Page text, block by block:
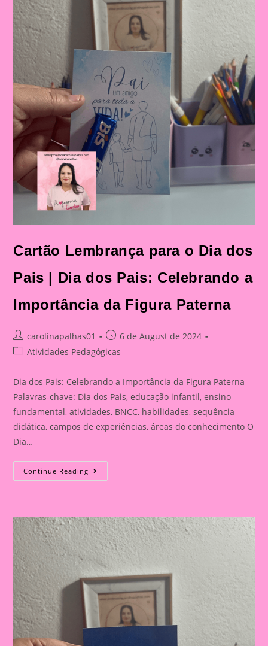
E
Fundamental
Cartão Lembrança para o Dia dos
Pais | Dia dos Pais: Celebrando a
Importância da Figura Paterna
Post
author:
carolinapalhas01
Post
published:
6 de August de 2024
PostAtividades Pedagógicas
Dia dos Pais: Celebrando a Importância da Figura Paterna
Palavras-chave: Dia dos Pais, educação infantil, ensino
fundamental, atividades, BNCC, habilidades, sequência
didática, campos de experiências, áreas do conhecimento O
Dia…
Continue Reading Cartão
Lembrança
O
Pais
|
Dia
Dos
Pais:
Celebrando
A
Importância
Da
Figura
Paterna